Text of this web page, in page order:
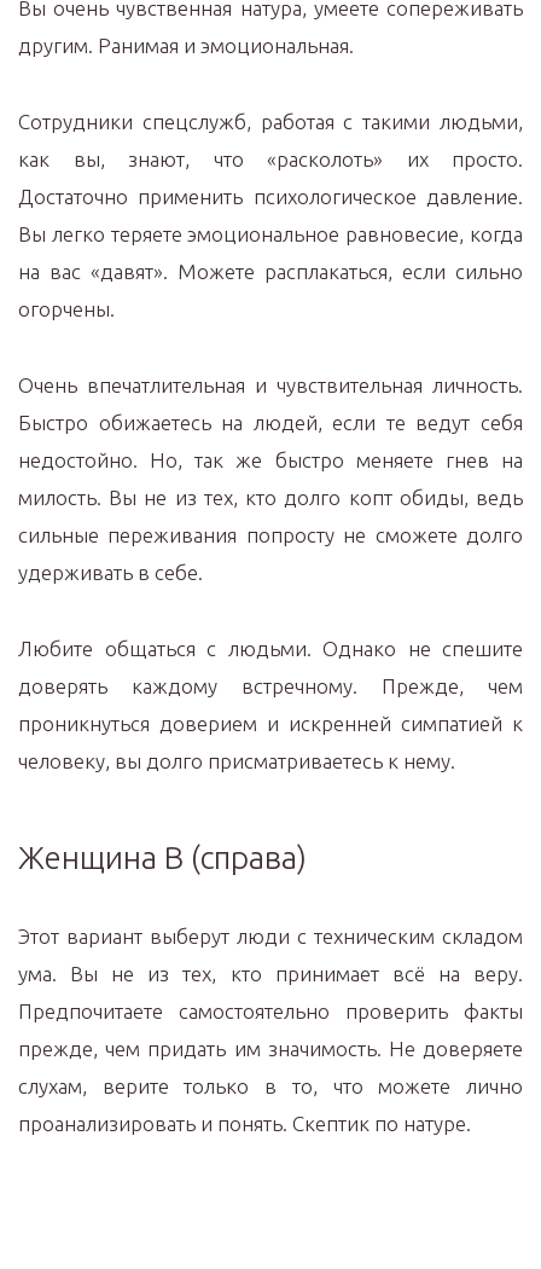
Вы очень чувственная натура, умеете сопереживать
другим. Ранимая и эмоциональная.
Сотрудники спецслужб, работая с такими людьми,
как вы, знают, что «расколоть» их просто.
Достаточно применить психологическое давление.
Вы легко теряете эмоциональное равновесие, когда
на вас «давят». Можете расплакаться, если сильно
огорчены.
Очень впечатлительная и чувствительная личность.
Быстро обижаетесь на людей, если те ведут себя
недостойно. Но, так же быстро меняете гнев на
милость. Вы не из тех, кто долго копт обиды, ведь
сильные переживания попросту не сможете долго
удерживать в себе.
Любите общаться с людьми. Однако не спешите
доверять каждому встречному. Прежде, чем
проникнуться доверием и искренней симпатией к
человеку, вы долго присматриваетесь к нему.
Женщина В (справа)
Этот вариант выберут люди с техническим складом
ума. Вы не из тех, кто принимает всё на веру.
Предпочитаете самостоятельно проверить факты
прежде, чем придать им значимость. Не доверяете
слухам, верите только в то, что можете лично
проанализировать и понять. Скептик по натуре.